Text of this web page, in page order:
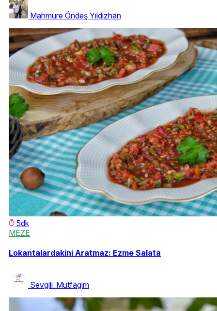
Mahmure Öndeş Yıldızhan
5dk
MEZE
Lokantalardakini Aratmaz: Ezme Salata
Sevgili_Mutfagim